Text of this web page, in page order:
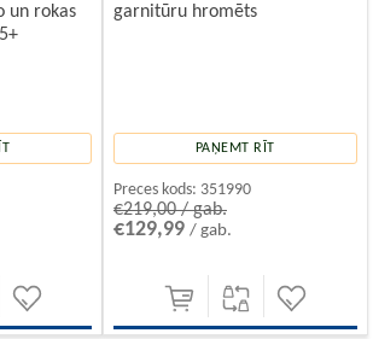
un rokas
garnitūru hromēts
PAŅEMT RĪT
Preces kods: 351990
€219,00 / gab.
€129,99 / gab.